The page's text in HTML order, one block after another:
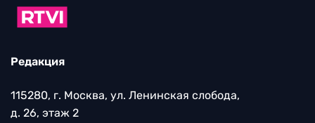
Редакция
115280, г. Москва, ул. Ленинская слобода,
д. 26, этаж 2